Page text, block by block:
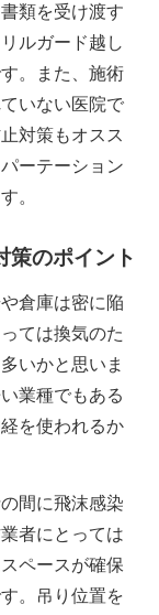
類を受け渡す
ルガード越し
。また、施術
いない医院で
対策もオスス
ーテーション
。
策のポイント
倉庫は密に陥
ては換気のた
いかと思いま
業種でもある
を使われるか
間に飛沫感染
者にとっては
ペースが確保
。吊り位置を